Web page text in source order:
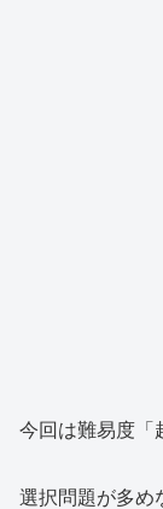
今回は難易度「
選択問題が多め